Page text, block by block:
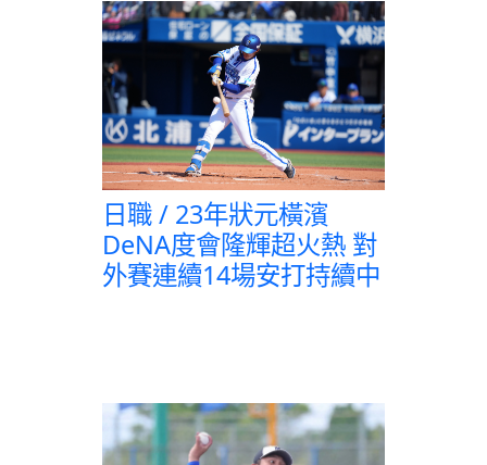
日職 / 23年狀元橫濱
DeNA度會隆輝超火熱 對
外賽連續14場安打持續中